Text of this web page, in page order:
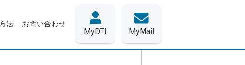
法 お問い合わせ
MyDTI MyMail